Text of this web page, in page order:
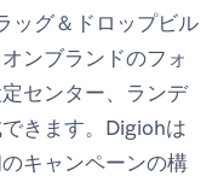
ッグ＆ドロップビル
ンブランドのフォ
センター、ランデ
きます。Digiohは
キャンペーンの構